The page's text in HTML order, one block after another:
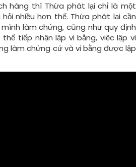
hàng thì Thừa phát lại chỉ là một
nhiều hơn thế. Thừa phát lại cần
làm chứng, cũng như quy định
tiếp nhận lập vi bằng, việc lập vi
làm chứng cứ và vi bằng được lập